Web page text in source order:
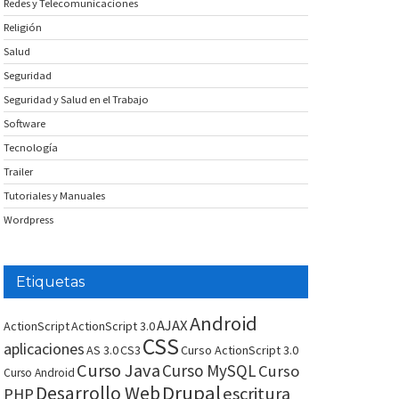
Redes y Telecomunicaciones
Religión
Salud
Seguridad
Seguridad y Salud en el Trabajo
Software
Tecnología
Trailer
Tutoriales y Manuales
Wordpress
Etiquetas
ActionScriptActionScript 3.0AJAXAndroid
aplicacionesAS 3.0CS3 CSSCurso ActionScript 3.0
Curso Android Curso JavaCurso MySQLCurso
PHP Desarrollo WebDrupalescritura